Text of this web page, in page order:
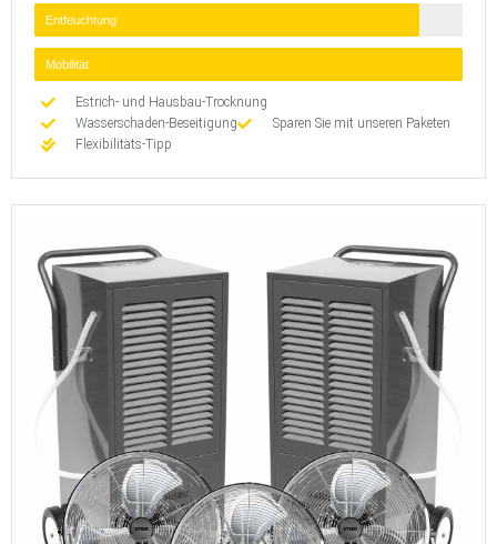
Entfeuchtung
Mobilität
Estrich- und Hausbau-Trocknung
Wasserschaden-Beseitigung
Sparen Sie mit unseren Paketen
Flexibilitäts-Tipp